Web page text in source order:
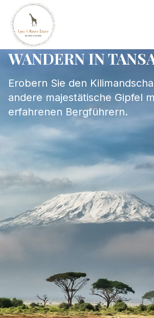
WANDERN IN
Erobern Sie den
andere majestätische Gipfel
erfahrenen Bergführern.